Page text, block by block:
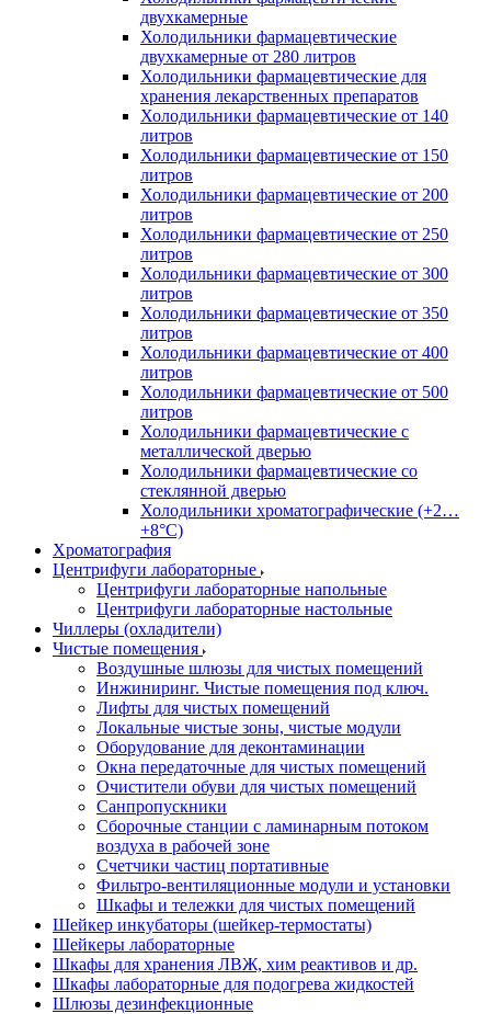
двухкамерные
Холодильники фармацевтические
двухкамерные от 280 литров
Холодильники фармацевтические для
хранения лекарственных препаратов
Холодильники фармацевтические от 140
литров
Холодильники фармацевтические от 150
литров
Холодильники фармацевтические от 200
литров
Холодильники фармацевтические от 250
литров
Холодильники фармацевтические от 300
литров
Холодильники фармацевтические от 350
литров
Холодильники фармацевтические от 400
литров
Холодильники фармацевтические от 500
литров
Холодильники фармацевтические с
металлической дверью
Холодильники фармацевтические со
стеклянной дверью
Холодильники хроматографические (+2…
+8°C)
Хроматография
Центрифуги лабораторные
Центрифуги лабораторные напольные
Центрифуги лабораторные настольные
Чиллеры (охладители)
Чистые помещения
Воздушные шлюзы для чистых помещений
Инжиниринг. Чистые помещения под ключ.
Лифты для чистых помещений
Локальные чистые зоны, чистые модули
Оборудование для деконтаминации
Окна передаточные для чистых помещений
Очистители обуви для чистых помещений
Санпропускники
Сборочные станции с ламинарным потоком
воздуха в рабочей зоне
Счетчики частиц портативные
Фильтро-вентиляционные модули и установки
Шкафы и тележки для чистых помещений
Шейкер инкубаторы (шейкер-термостаты)
Шейкеры лабораторные
Шкафы для хранения ЛВЖ, хим реактивов и др.
Шкафы лабораторные для подогрева жидкостей
Шлюзы дезинфекционные